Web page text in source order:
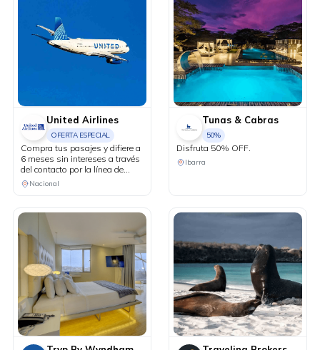
United Airlines
OFERTA ESPECIAL
Compra tus pasajes y difiere a
6 meses sin intereses a través
del contacto por la línea de
Whastapp.
Nacional
Tunas & Cabras
50%
Disfruta 50% OFF.
Ibarra